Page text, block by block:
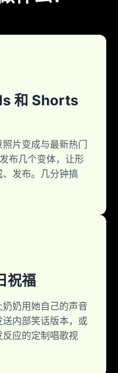
和 Shorts
片变成与最新热门
布几个变体，让形
发布。几分钟搞
祝福
奶用她自己的声音
内部笑话版本，或
应的定制唱歌视